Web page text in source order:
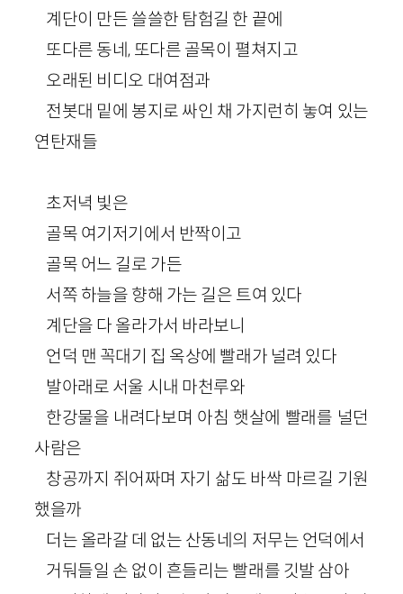
계단이 만든 쓸쓸한 탐험길 한 끝에
또다른 동네, 또다른 골목이 펼쳐지고
오래된 비디오 대여점과
전봇대 밑에 봉지로 싸인 채 가지런히 놓여 있는
연탄재들
초저녁 빛은
골목 여기저기에서 반짝이고
골목 어느 길로 가든
서쪽 하늘을 향해 가는 길은 트여 있다
계단을 다 올라가서 바라보니
언덕 맨 꼭대기 집 옥상에 빨래가 널려 있다
발아래로 서울 시내 마천루와
한강물을 내려다보며 아침 햇살에 빨래를 널던
사람은
창공까지 쥐어짜며 자기 삶도 바싹 마르길 기원
했을까
더는 올라갈 데 없는 산동네의 저무는 언덕에서
거둬들일 손 없이 흔들리는 빨래를 깃발 삼아